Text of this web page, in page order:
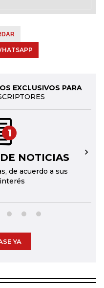
EXCLUSIVOS PARA
1
NOTICIAS
de acuerdo a sus
→
YA